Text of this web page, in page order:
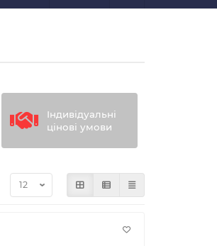
Індивідуальні
цінові умови